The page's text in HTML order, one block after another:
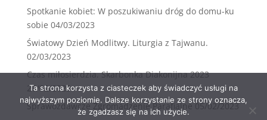
Spotkanie kobiet: W poszukiwaniu dróg do domu-ku
sobie 04/03/2023
Światowy Dzień Modlitwy. Liturgia z Tajwanu.
02/03/2023
Czas miłosierdzia. Skarbonka Diakonijna 2023
26/02/2023
Sprawozdawcze Zgromadzenie Parafialne 05/02/2023
Ta strona korzysta z ciasteczek aby świadczyć usługi na
najwyższym poziomie. Dalsze korzystanie ze strony oznacza,
że zgadzasz się na ich użycie.